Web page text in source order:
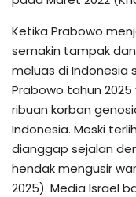
Ketika Prabowo
semakin tampak
meluas di Indonesia
Prabowo tahun
ribuan korban
Indonesia. Meski
dianggap sejalan
hendak mengusir
2025). Media Israel